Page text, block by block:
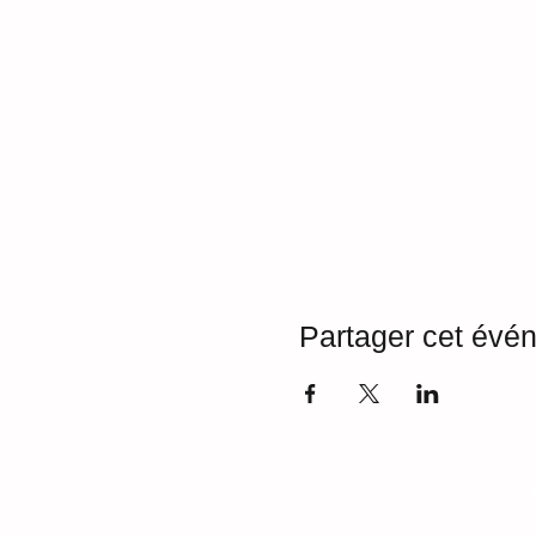
Partager cet